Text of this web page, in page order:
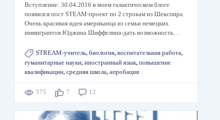
Вступление: 30.04.2016 в моем галактическом блоге
появился пост STEAM-проект по 2 строкам из Шекспира.
Очень красивая идея американца из семьи немецких
иммигрантов Юджина Шиффелина-дать возможность…
STREAM-учитель, биология, воспитательная работа,
гуманитарные науки, иностранный язык, повышение
квалификации, средняя школа, апробация
575 7 12